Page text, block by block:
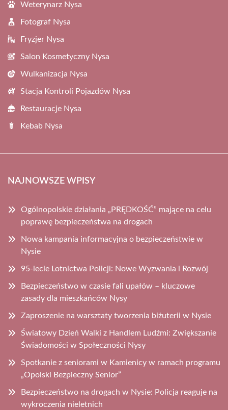
Weterynarz Nysa
Fotograf Nysa
Fryzjer Nysa
Salon Kosmetyczny Nysa
Wulkanizacja Nysa
Stacja Kontroli Pojazdów Nysa
Restauracje Nysa
Kebab Nysa
NAJNOWSZE WPISY
Ogólnopolskie działania „PRĘDKOŚĆ” mające na celu
poprawę bezpieczeństwa na drogach
Nowa kampania informacyjna o bezpieczeństwie w
Nysie
95-lecie Lotnictwa Policji: Nowe Wyzwania i Rozwój
Bezpieczeństwo w czasie fali upałów – kluczowe
zasady dla mieszkańców Nysy
Zaproszenie na warsztaty tworzenia biżuterii w Nysie
Światowy Dzień Walki z Handlem Ludźmi: Zwiększanie
Świadomości w Społeczności Nysy
Spotkanie z seniorami w Kamienicy w ramach programu
„Opolski Bezpieczny Senior”
Bezpieczeństwo na drogach w Nysie: Policja reaguje na
wykroczenia nieletnich